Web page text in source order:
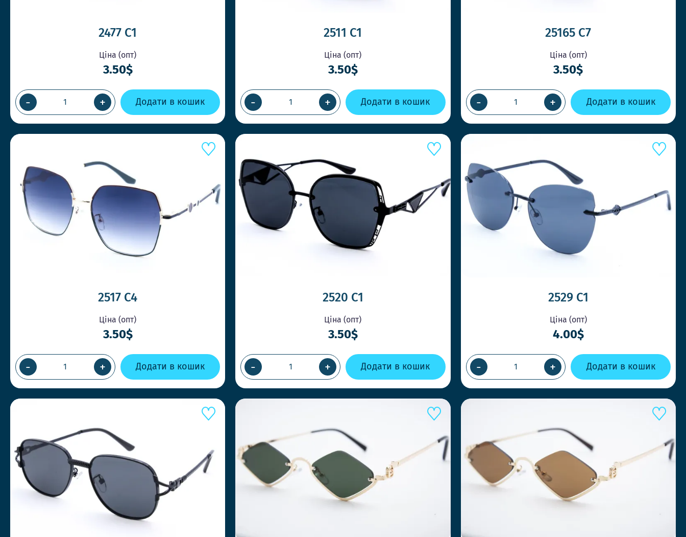
2477 C1
Ціна (опт)
3.50$
- + Додати в кошик
2511 С1
Ціна (опт)
3.50$
- + Додати в кошик
25165 C7
Ціна (опт)
3.50$
- + Додати в кошик
2517 C4
Ціна (опт)
3.50$
- + Додати в кошик
2520 С1
Ціна (опт)
3.50$
- + Додати в кошик
2529 C1
Ціна (опт)
4.00$
- + Додати в кошик
ШВИДШЕ КОНКУРЕНТІВ
Працюємо швидко, щоб Ви завжди отримували
товар коли потрібно
НОВІ СТИЛЬНІ МОДЕЛІ ЩОТИЖНЯ
Ловіть тренди першими та дивуйте своїх клієнтів.